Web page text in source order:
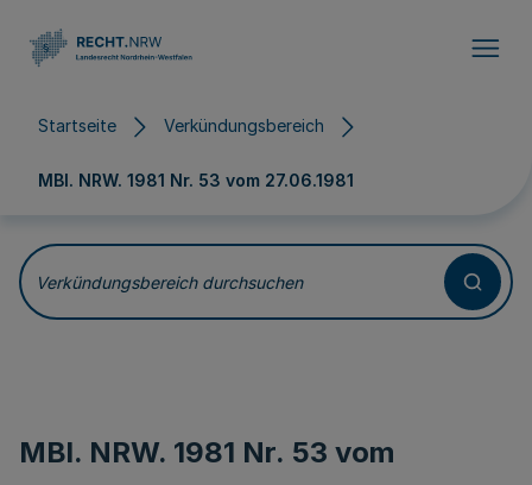
Startseite Verkündungsbereich
MBl. NRW. 1981 Nr. 53 vom 27.06.1981
Verkündungsbereich durchsuchen
MBl. NRW. 1981 Nr. 53 vom